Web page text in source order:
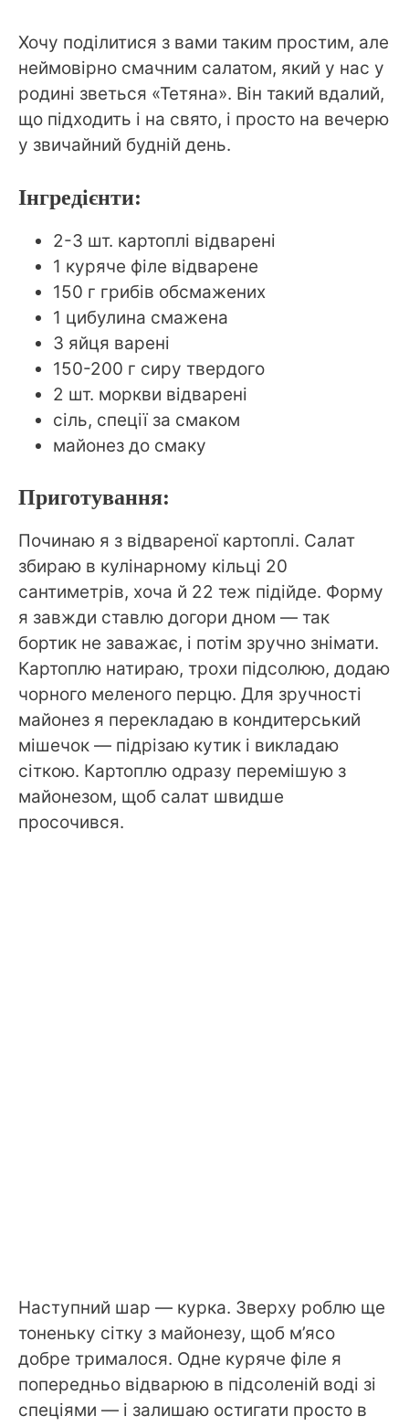
Хочу поділитися з вами таким простим, але
неймовірно смачним салатом, який у нас у
родині зветься «Тетяна». Він такий вдалий,
що підходить і на свято, і просто на вечерю
у звичайний будній день.
Інгредієнти:
2-3 шт. картоплі відварені
1 куряче філе відварене
150 г грибів обсмажених
1 цибулина смажена
3 яйця варені
150-200 г сиру твердого
2 шт. моркви відварені
сіль, спеції за смаком
майонез до смаку
Приготування:
Починаю я з відвареної картоплі. Салат
збираю в кулінарному кільці 20
сантиметрів, хоча й 22 теж підійде. Форму
я завжди ставлю догори дном — так
бортик не заважає, і потім зручно знімати.
Картоплю натираю, трохи підсолюю, додаю
чорного меленого перцю. Для зручності
майонез я перекладаю в кондитерський
мішечок — підрізаю кутик і викладаю
сіткою. Картоплю одразу перемішую з
майонезом, щоб салат швидше
просочився.
Наступний шар — курка. Зверху роблю ще
тоненьку сітку з майонезу, щоб м’ясо
добре трималося. Одне куряче філе я
попередньо відварюю в підсоленій воді зі
спеціями — і залишаю остигати просто в